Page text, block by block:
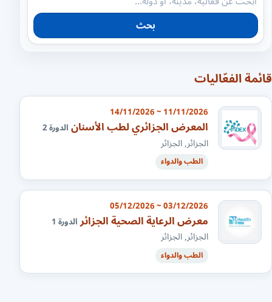
بحث
قائمة الفعّاليات
11/11/2026 ~ 14/11/2026
المعرض الجزائري لطب الأسنانالدورة 2
الجزائر, الجزائر
الطب والدواء
03/12/2026 ~ 05/12/2026
معرض الرعاية الصحية الجزائرالدورة 1
الجزائر, الجزائر
الطب والدواء